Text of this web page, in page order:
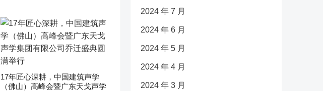
17年匠心深耕，中国建筑声学
（佛山）高峰会暨广东天戈声学
2024 年 7 月
2024 年 6 月
2024 年 5 月
2024 年 4 月
2024 年 3 月